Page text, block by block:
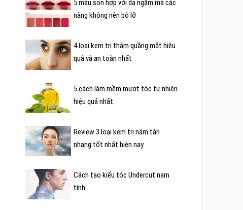
5 màu son hợp với da ngăm mà các
nàng không nên bỏ lỡ
4 loại kem trị thâm quầng mắt hiệu
quả và an toàn nhất
5 cách làm mềm mượt tóc tự nhiên
hiệu quả nhất
Review 3 loại kem trị nám tàn
nhang tốt nhất hiện nay
Cách tạo kiểu tóc Undercut nam
tính